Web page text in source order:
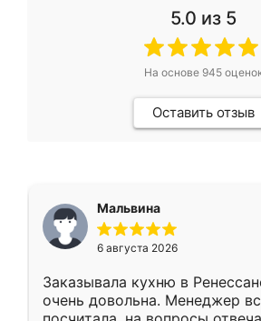
5.0 из 5
На основе 945
Оставить отзыв
Мальвина
6 августа 2026
Заказывала кухню в
очень довольна. Менеджер